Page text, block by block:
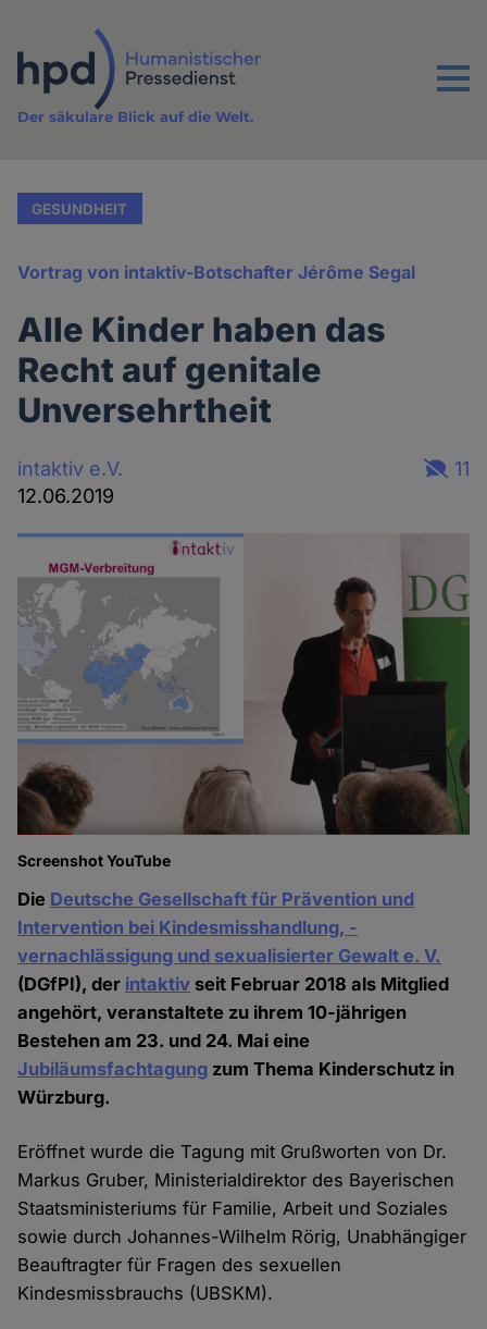
Inhalt
Menu
Der säkulare Blick auf die Welt.
GESUNDHEIT
Vortrag von intaktiv-Botschafter Jérôme Segal
Alle Kinder haben das
Recht auf genitale
Unversehrtheit
intaktiv e.V.
12.06.2019
11
Screenshot YouTube
Die Deutsche Gesellschaft für Prävention und
Intervention bei Kindesmisshandlung, -
vernachlässigung und sexualisierter Gewalt e. V.
(DGfPI), der intaktiv seit Februar 2018 als Mitglied
angehört, veranstaltete zu ihrem 10-jährigen
Bestehen am 23. und 24. Mai eine
Jubiläumsfachtagung zum Thema Kinderschutz in
Würzburg.
Eröffnet wurde die Tagung mit Grußworten von Dr.
Markus Gruber, Ministerialdirektor des Bayerischen
Staatsministeriums für Familie, Arbeit und Soziales
sowie durch Johannes-Wilhelm Rörig, Unabhängiger
Beauftragter für Fragen des sexuellen
Kindesmissbrauchs (UBSKM).